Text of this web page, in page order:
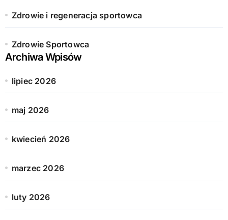
Zdrowie i regeneracja sportowca
Zdrowie Sportowca
Archiwa Wpisów
lipiec 2026
maj 2026
kwiecień 2026
marzec 2026
luty 2026